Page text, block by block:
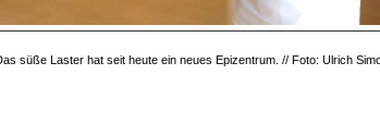
süße Laster hat seit heute ein neues Epizentrum. // Foto: Ulrich